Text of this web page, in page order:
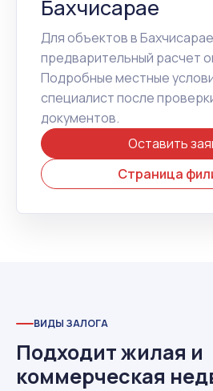
Бахчисарае
Для объектов в
предварительный расчет
Подробные местные
специалист после
документов.
Оставить
Страница
ВИДЫ ЗАЛОГА
Подходит жилая и
коммерческая